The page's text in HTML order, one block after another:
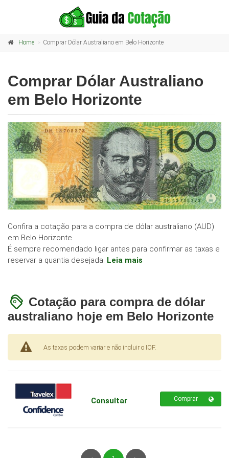
Home Comprar Dólar Australiano em Belo Horizonte
Comprar Dólar Australiano
em Belo Horizonte
Confira a cotação para a compra de dólar australiano (AUD)
em Belo Horizonte.
É sempre recomendado ligar antes para confirmar as taxas e
reservar a quantia desejada. Leia mais
Cotação para compra de dólar
australiano hoje em Belo Horizonte
As taxas podem variar e não incluir o IOF.
Consultar Comprar